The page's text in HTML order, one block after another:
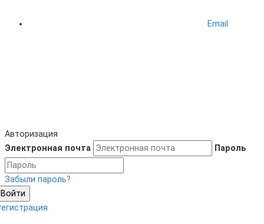
Email
Авторизация
Электронная почта
Пароль
Забыли пароль?
Войти